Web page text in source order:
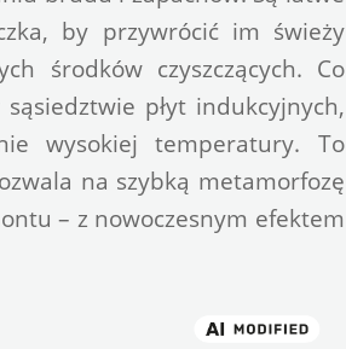
by przywrócić im świeży
środków czyszczących. Co
płyt indukcyjnych,
wysokiej temperatury. To
na szybką metamorfozę
– z nowoczesnym efektem